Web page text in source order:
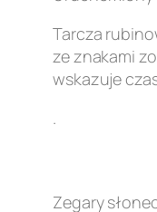
Tarcza
ze znakami
wskazuje
.
Zegary